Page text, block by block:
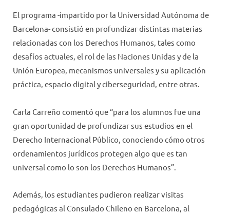
El programa -impartido por la Universidad Autónoma de
Barcelona- consistió en profundizar distintas materias
relacionadas con los Derechos Humanos, tales como
desafíos actuales, el rol de las Naciones Unidas y de la
Unión Europea, mecanismos universales y su aplicación
práctica, espacio digital y ciberseguridad, entre otras.
Carla Carreño comentó que “para los alumnos fue una
gran oportunidad de profundizar sus estudios en el
Derecho Internacional Público, conociendo cómo otros
ordenamientos jurídicos protegen algo que es tan
universal como lo son los Derechos Humanos”.
Además, los estudiantes pudieron realizar visitas
pedagógicas al Consulado Chileno en Barcelona, al